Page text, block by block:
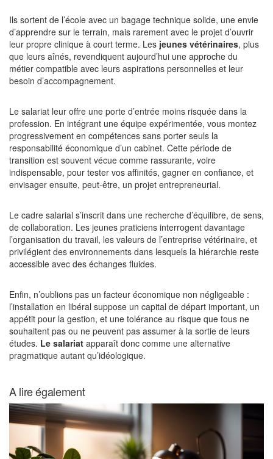
Ils sortent de l’école avec un bagage technique solide, une envie
d’apprendre sur le terrain, mais rarement avec le projet d’ouvrir
leur propre clinique à court terme. Les jeunes vétérinaires, plus
que leurs aînés, revendiquent aujourd’hui une approche du
métier compatible avec leurs aspirations personnelles et leur
besoin d’accompagnement.
Le salariat leur offre une porte d’entrée moins risquée dans la
profession. En intégrant une équipe expérimentée, vous montez
progressivement en compétences sans porter seuls la
responsabilité économique d’un cabinet. Cette période de
transition est souvent vécue comme rassurante, voire
indispensable, pour tester vos affinités, gagner en confiance, et
envisager ensuite, peut-être, un projet entrepreneurial.
Le cadre salarial s’inscrit dans une recherche d’équilibre, de sens,
de collaboration. Les jeunes praticiens interrogent davantage
l’organisation du travail, les valeurs de l’entreprise vétérinaire, et
privilégient des environnements dans lesquels la hiérarchie reste
accessible avec des échanges fluides.
Enfin, n’oublions pas un facteur économique non négligeable :
l’installation en libéral suppose un capital de départ important, un
appétit pour la gestion, et une tolérance au risque que tous ne
souhaitent pas ou ne peuvent pas assumer à la sortie de leurs
études. Le salariat apparaît donc comme une alternative
pragmatique autant qu’idéologique.
A lire également